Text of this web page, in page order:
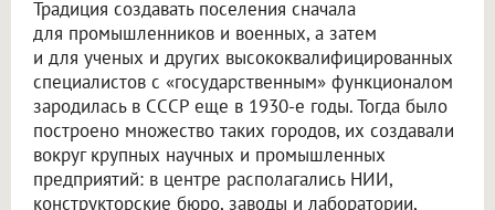
Традиция создавать поселения сначала
для промышленников и военных, а затем
и для ученых и других высококвалифицированных
специалистов с «государственным» функционалом
зародилась в СССР еще в 1930-е годы. Тогда было
построено множество таких городов, их создавали
вокруг крупных научных и промышленных
предприятий: в центре располагались НИИ,
конструкторские бюро, заводы и лаборатории,